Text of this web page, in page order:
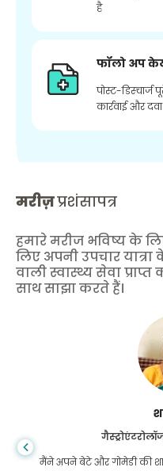
है
फॉलो अप
पोस्ट-डिस्चार्ज
कार्रवाई और दवा
मरीज़प्रशंसापत्र
हमारे मरीज भविष्य के
लिए अपनी उपचार
वाली स्वास्थ्य सेवा
साथ साझा करते हैं।
मैंने अपने बेटे और गोमेडी की